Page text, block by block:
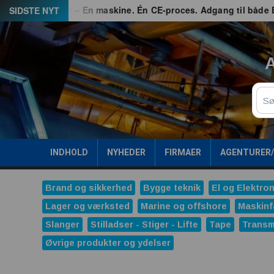
Spring
til
indhold
SIDSTE NYTG3 – En maskine. Én CE-proces. Adgang til både EU
Søg
INDHOLD NYHEDER FIRMAER
Brand og sikkerhed Bygge teknik El og
Lager og værksted
Marine og offshore
Slanger
Stilladser - Stiger - Lifte Tape
Øvrige produkter og ydelser